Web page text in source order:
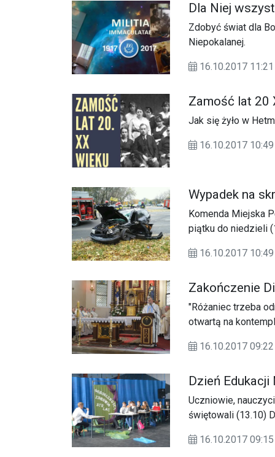
Dla Niej
Zdobyć świat dla
Niepokalanej.
16.10.2017 11:21
Zamość lat 20
Jak się żyło w
16.10.2017 10:49
Wypadek na
Komenda Miejska
piątku do niedzieli
osoba zginęła.
16.10.2017 10:49
Zakończenie
"Różaniec trzeba
otwartą na
16.10.2017 09:22
Dzień
Uczniowie,
świętowali (13.10)
16.10.2017 09:15